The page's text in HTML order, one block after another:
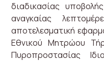
διαδικασίας
αναγκαίας
αποτελεσματική
Εθνικού Μητρώου
Πυροπροστασίας